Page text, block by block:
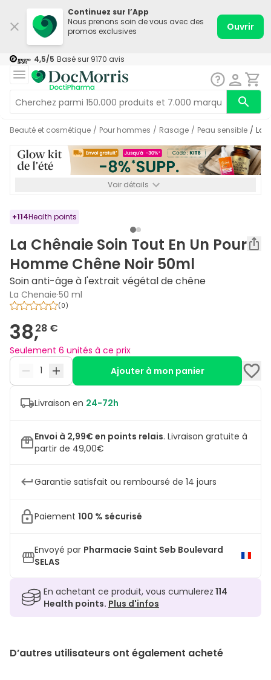
Continuez sur l’App
Nous prenons soin de vous avec des
promos exclusives
Ouvrir
4,5/5 Basé sur 9170 avis
Beauté et cosmétique / Pour hommes / Rasage / Peau sensible / La
Voir détails
+114Health points
La Chênaie Soin Tout En Un Pour
Homme Chêne Noir 50ml
Soin anti-âge à l'extrait végétal de chêne
La Chenaie·50 ml
(0)
38,28 €
Seulement 6 unités à ce prix
Ajouter à mon panier
Livraison en 24-72h
Envoi à 2,99€ en points relais. Livraison gratuite à
partir de 49,00€
Garantie satisfait ou remboursé de 14 jours
Paiement 100 % sécurisé
Envoyé par Pharmacie Saint Seb Boulevard
SELAS
En achetant ce produit, vous cumulerez 114
Health points. Plus d'infos
D’autres utilisateurs ont également acheté